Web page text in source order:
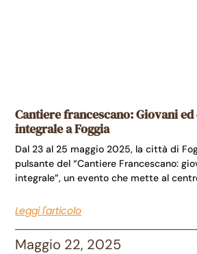
Cantiere francescano: Giovani
integrale a Foggia
Dal 23 al 25 maggio 2025, la città di
pulsante del “Cantiere Francescano:
integrale”, un evento che mette al
Leggi l'articolo
Maggio 22, 2025